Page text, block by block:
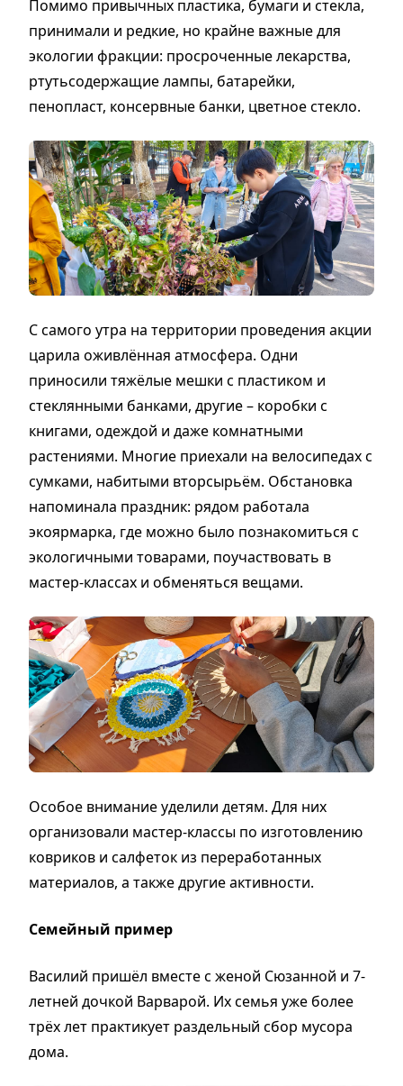
Помимо привычных пластика, бумаги и стекла,
принимали и редкие, но крайне важные для
экологии фракции: просроченные лекарства,
ртутьсодержащие лампы, батарейки,
пенопласт, консервные банки, цветное стекло.
С самого утра на территории проведения акции
царила оживлённая атмосфера. Одни
приносили тяжёлые мешки с пластиком и
стеклянными банками, другие – коробки с
книгами, одеждой и даже комнатными
растениями. Многие приехали на велосипедах с
сумками, набитыми вторсырьём. Обстановка
напоминала праздник: рядом работала
экоярмарка, где можно было познакомиться с
экологичными товарами, поучаствовать в
мастер-классах и обменяться вещами.
Особое внимание уделили детям. Для них
организовали мастер-классы по изготовлению
ковриков и салфеток из переработанных
материалов, а также другие активности.
Семейный пример
Василий пришёл вместе с женой Сюзанной и 7-
летней дочкой Варварой. Их семья уже более
трёх лет практикует раздельный сбор мусора
дома.